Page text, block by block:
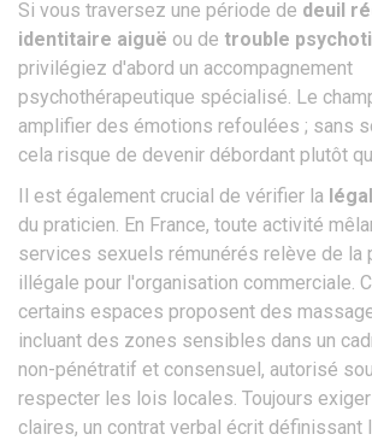
Si vous traversez une période de deuil
identitaire aiguë ou de trouble
privilégiez d'abord un accompagnement
psychothérapeutique spécialisé. Le
amplifier des émotions refoulées ; sans
cela risque de devenir débordant plutôt
Il est également crucial de vérifier la
du praticien. En France, toute activité
services sexuels rémunérés relève de la
illégale pour l'organisation commerciale.
certains espaces proposent des
incluant des zones sensibles dans un
non-pénétratif et consensuel, autorisé
respecter les lois locales. Toujours
claires, un contrat verbal écrit définissant